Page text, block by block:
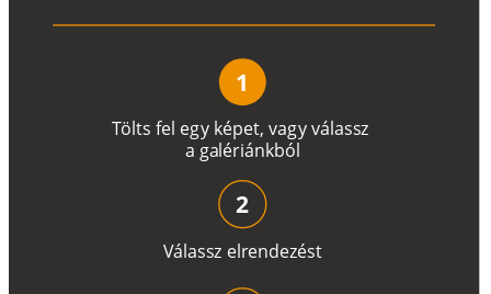
Tölts fel egy képet, vagyválassz
a galériánkból
1
Válassz elrendezést
2